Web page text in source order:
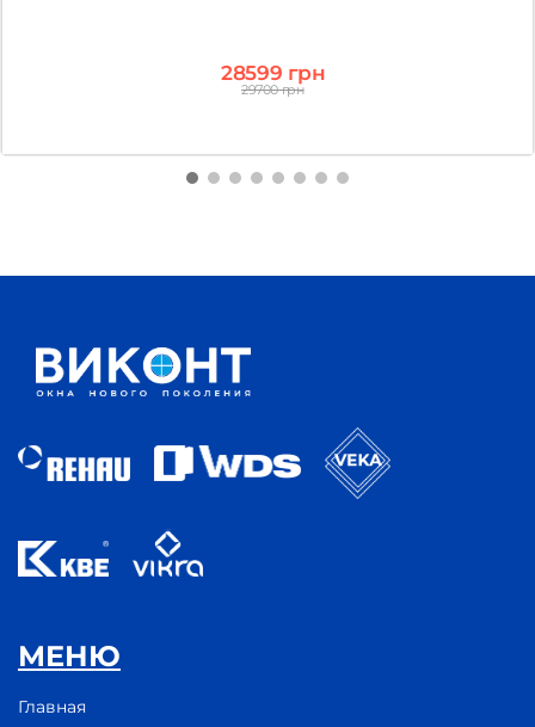
28599 грн
29700 грн
МЕНЮ
Главная